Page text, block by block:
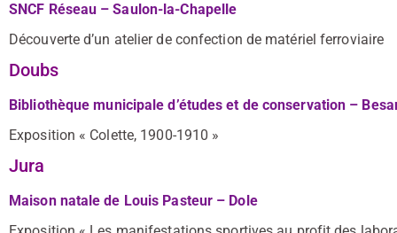
SNCF Réseau – Saulon-la-Chapelle
Découverte d’un atelier de confection de matériel ferroviaire
Doubs
Bibliothèque municipale d’études et de conservation –
Exposition « Colette, 1900-1910 »
Jura
Maison natale de Louis Pasteur – Dole